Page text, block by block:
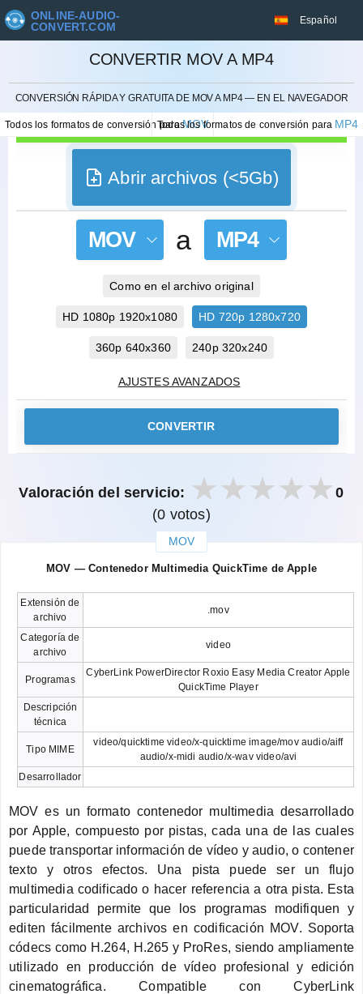
ONLINE-AUDIO-
CONVERT.COM
Español
CONVERTIR MOV A MP4
CONVERSIÓN RÁPIDA Y GRATUITA DE MOV A MP4 — EN EL NAVEGADOR
Todos los formatos de conversión paraMOV
Todos los formatos de conversión para MP4
CANCELAR
Abrir archivos (<5Gb)
MOV a MP4
Como en el archivo original
HD 1080p 1920x1080 HD 720p 1280x720
360p 640x360 240p 320x240
AJUSTES AVANZADOS
CONVERTIR
Valoración del servicio:
0
(0 votos)
MOV
MOV — Contenedor Multimedia QuickTime de Apple
Extensión de
archivo
.mov
Categoría de
archivo
video
Programas
CyberLink PowerDirector Roxio Easy Media Creator Apple
QuickTime Player
Descripción
técnica
Tipo MIME
video/quicktime video/x-quicktime image/mov audio/aiff
audio/x-midi audio/x-wav video/avi
Desarrollador
MOV es un formato contenedor multimedia desarrollado
por Apple, compuesto por pistas, cada una de las cuales
puede transportar información de vídeo y audio, o contener
texto y otros efectos. Una pista puede ser un flujo
multimedia codificado o hacer referencia a otra pista. Esta
particularidad permite que los programas modifiquen y
editen fácilmente archivos en codificación MOV. Soporta
códecs como H.264, H.265 y ProRes, siendo ampliamente
utilizado en producción de vídeo profesional y edición
cinematográfica. Compatible con CyberLink